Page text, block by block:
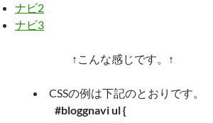
ナビ2
ナビ3
↑こんな感じです。↑
CSSの例は下記のとおりです。
#bloggnavi ul {